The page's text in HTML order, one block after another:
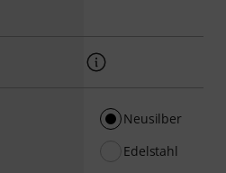
Neusilber
Edelstahl